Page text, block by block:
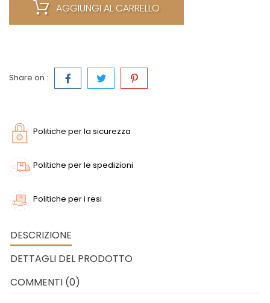
AGGIUNGI AL CARRELLO
Share on :
Politiche per la sicurezza
Politiche per le spedizioni
Politiche per i resi
DESCRIZIONE
DETTAGLI DEL PRODOTTO
COMMENTI (0)